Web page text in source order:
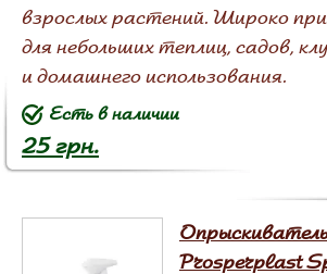
взрослых растений. Широко
для небольших теплиц, садов,
и домашнего использования.
25 грн.
Есть в наличии
Prosperplast